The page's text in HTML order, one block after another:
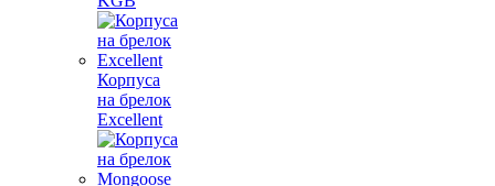
Корпуса
на брелок
Excellent